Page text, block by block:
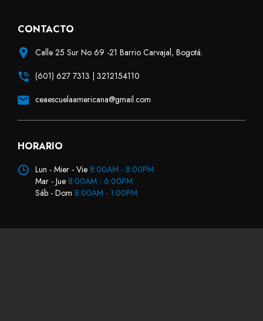
CONTACTO
Calle 25 Sur No 69 -21 Barrio Carvajal, Bogotá.
(601) 627 7313 | 3212154110
ceaescuelaamericana@gmail.com
HORARIO
Lun - Mier - Vie 8:00AM - 8:00PM
Mar - Jue 8:00AM - 6:00PM
Sáb - Dom 8:00AM - 1:00PM